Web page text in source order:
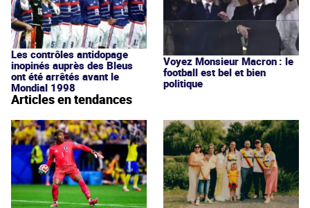
Les contrôles antidopage
inopinés auprès des Bleus
ont été arrêtés avant le
Mondial 1998
Voyez Monsieur Macron : le
football est bel et bien
politique
Articles en tendances